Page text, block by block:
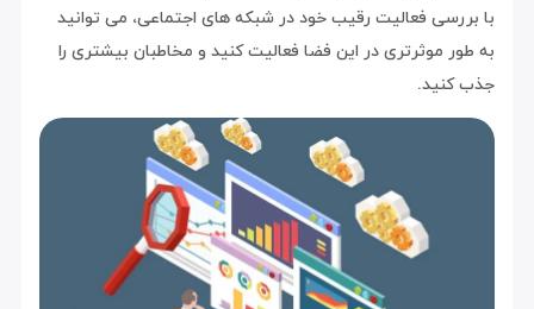
با بررسی فعالیت رقیب خود در شبکه های اجتماعی، می توانید
به طور موثرتری در این فضا فعالیت کنید و مخاطبان بیشتری را
جذب کنید.